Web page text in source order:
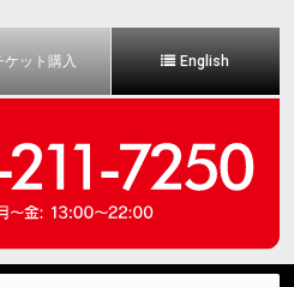
ケット購入 English